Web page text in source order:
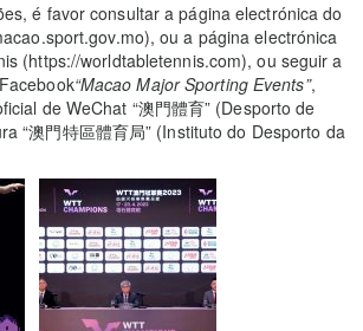
é favor consultar a página electrónica do
ou a página electrónica
(https://worldtabletennis.com), ou seguir a
“Macao Major Sporting Events”,
de WeChat “澳門體育” (Desporto de
“澳門特區體育局” (Instituto do Desporto da